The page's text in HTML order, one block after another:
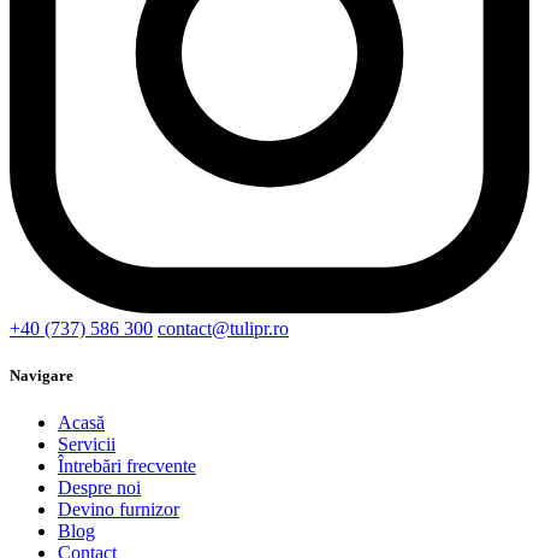
+40 (737) 586 300 contact@tulipr.ro
Navigare
Acasă
Servicii
Întrebări frecvente
Despre noi
Devino furnizor
Blog
Contact